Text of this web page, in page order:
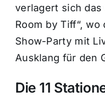
verlagert sich das
Room by Tiff“,
Show-Party mit
Ausklang für den
Die 11